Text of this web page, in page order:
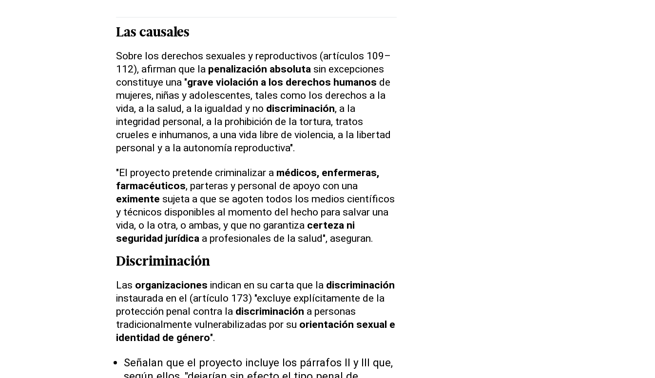
Las causales
Sobre los derechos sexuales y reproductivos (artículos 109–
112), afirman que la penalización absolutasin excepciones
constituye una "grave violación a los derechos humanos de
mujeres, niñas y adolescentes, tales como los derechos a la
vida, a la salud, a la igualdad y no discriminación, a la
integridad personal, a la prohibición de la tortura, tratos
crueles e inhumanos, a una vida libre de violencia, a la libertad
personal y a la autonomía reproductiva".
"El proyecto pretende criminalizar a médicos, enfermeras,
farmacéuticos, parteras y personal de apoyo con una
eximente sujeta a que se agoten todos los medios científicos
y técnicos disponibles al momento del hecho para salvar una
vida, o la otra, o ambas, y que no garantiza certeza ni
seguridad jurídicaa profesionales de la salud", aseguran.
Discriminación
Las organizaciones indican en su carta que la discriminación
instaurada en el (artículo 173) "excluye explícitamente de la
protección penal contra la discriminación a personas
tradicionalmente vulnerabilizadas por su orientación sexual e
identidad de género".
Señalan que el proyecto incluye los párrafos II y III que,